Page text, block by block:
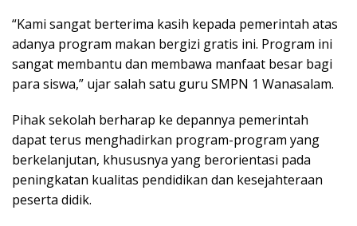
“Kami sangat berterima kasih kepada pemerintah atas
adanya program makan bergizi gratis ini. Program ini
sangat membantu dan membawa manfaat besar bagi
para siswa,” ujar salah satu guru SMPN 1 Wanasalam.
Pihak sekolah berharap ke depannya pemerintah
dapat terus menghadirkan program-program yang
berkelanjutan, khususnya yang berorientasi pada
peningkatan kualitas pendidikan dan kesejahteraan
peserta didik.